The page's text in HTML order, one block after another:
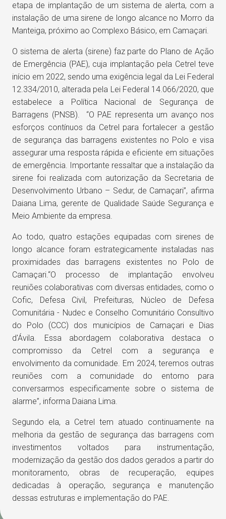
etapa de implantação de um sistema de alerta, com a
instalação de uma sirene de longo alcance no Morro da
Manteiga, próximo ao Complexo Básico, em Camaçari.
O sistema de alerta (sirene) faz parte do Plano de Ação
de Emergência (PAE), cuja implantação pela Cetrel teve
início em 2022, sendo uma exigência legal da Lei Federal
12.334/2010, alterada pela Lei Federal 14.066/2020, que
estabelece a Política Nacional de Segurança de
Barragens (PNSB). “O PAE representa um avanço nos
esforços contínuos da Cetrel para fortalecer a gestão
de segurança das barragens existentes no Polo e visa
assegurar uma resposta rápida e eficiente em situações
de emergência. Importante ressaltar que a instalação da
sirene foi realizada com autorização da Secretaria de
Desenvolvimento Urbano – Sedur, de Camaçari”, afirma
Daiana Lima, gerente de Qualidade Saúde Segurança e
Meio Ambiente da empresa.
Ao todo, quatro estações equipadas com sirenes de
longo alcance foram estrategicamente instaladas nas
proximidades das barragens existentes no Polo de
Camaçari.“O processo de implantação envolveu
reuniões colaborativas com diversas entidades, como o
Cofic, Defesa Civil, Prefeituras, Núcleo de Defesa
Comunitária - Nudec e Conselho Comunitário Consultivo
do Polo (CCC) dos municípios de Camaçari e Dias
d'Ávila. Essa abordagem colaborativa destaca o
compromisso da Cetrel com a segurança e
envolvimento da comunidade. Em 2024, teremos outras
reuniões com a comunidade do entorno para
conversarmos especificamente sobre o sistema de
alarme”, informa Daiana Lima.
Segundo ela, a Cetrel tem atuado continuamente na
melhoria da gestão de segurança das barragens com
investimentos voltados para instrumentação,
modernização da gestão dos dados gerados a partir do
monitoramento, obras de recuperação, equipes
dedicadas à operação, segurança e manutenção
dessas estruturas e implementação do PAE.